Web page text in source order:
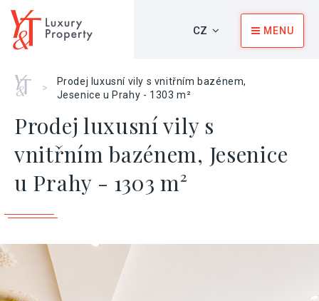
CZ MENU
Home
>
Prodej luxusní vily s vnitřním bazénem,
Jesenice u Prahy - 1303 m²
Prodej luxusní vily s
vnitřním bazénem, Jesenice
u Prahy - 1303 m²